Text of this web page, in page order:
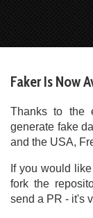
Faker Is Now
Thanks to the
generate fake
and the USA,
If you would
fork the
send a PR - it's